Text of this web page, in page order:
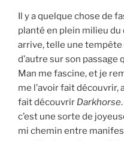
Il y a quelque chose de
planté en plein milieu du
arrive, telle une tempête
d’autre sur son passage
Man me fascine, et je
me l’avoir fait découvrir,
fait découvrir Darkhorse
c’est une sorte de
mi chemin entre